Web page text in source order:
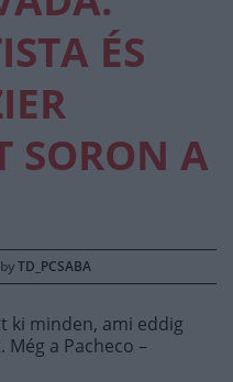
ÉS
SORON A
byTD_PCSABA
ki minden, ami eddig
a Pacheco –